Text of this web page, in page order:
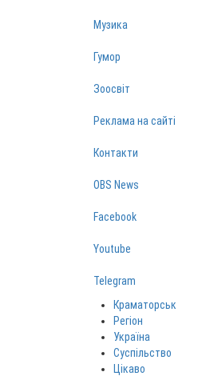
Музика
Гумор
Зоосвіт
Реклама на сайті
Контакти
OBS News
Facebook
Youtube
Telegram
Краматорськ
Регіон
Україна
Суспільство
Цікаво